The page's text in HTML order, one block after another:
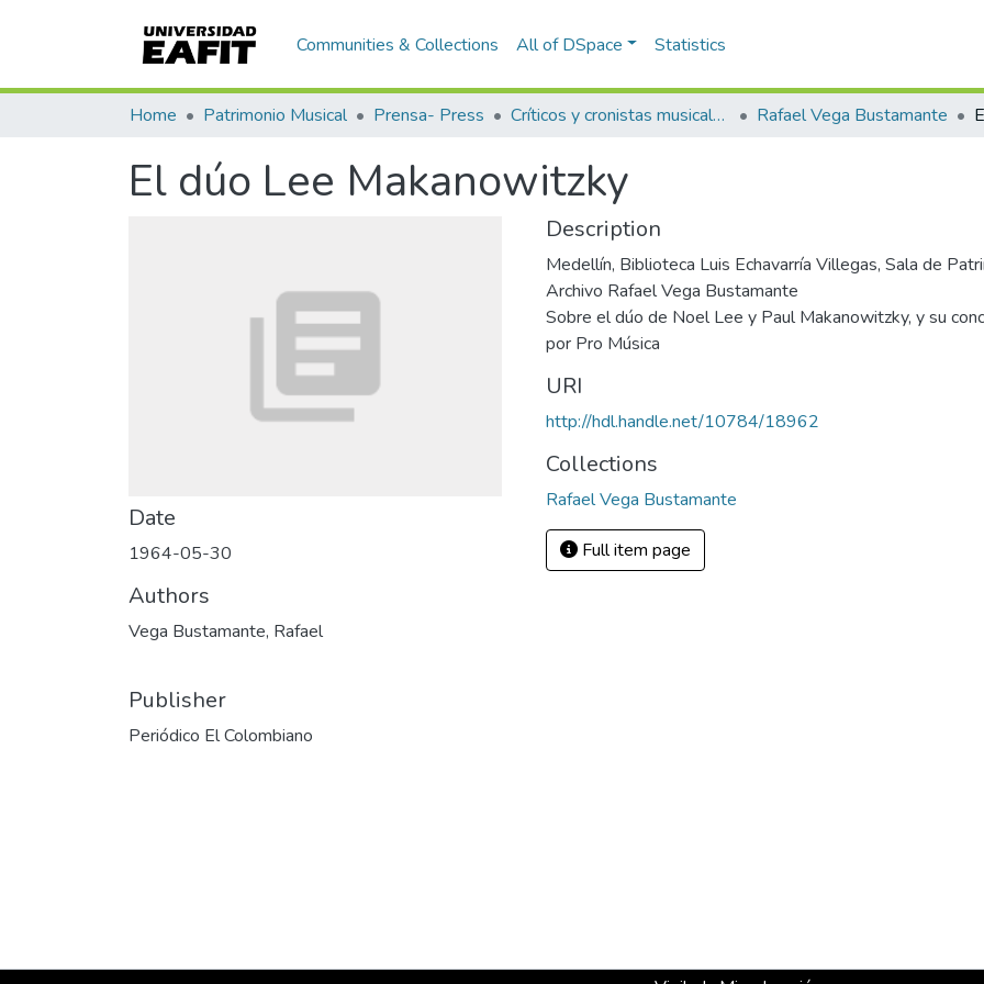
Communities & Collections All of DSpace Statistics
Home Patrimonio Musical Prensa- Press Críticos y cronistas musicales Rafael Vega Bustamante
El dúo Lee Makanowitzky
Date
1964-05-30
Authors
Vega Bustamante, Rafael
Publisher
Periódico El Colombiano
Description
Medellín, Biblioteca Luis Echavarría Villegas, Sala de
Archivo Rafael Vega Bustamante
Sobre el dúo de Noel Lee y Paul Makanowitzky, y su
por Pro Música
URI
http://hdl.handle.net/10784/18962
Collections
Rafael Vega Bustamante
Full item page